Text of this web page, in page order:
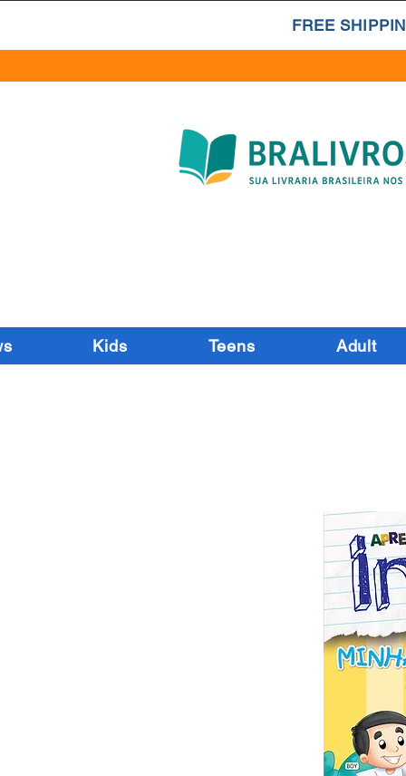
FREE
Kids Teens Adult